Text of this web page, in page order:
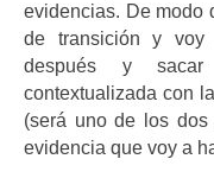
evidencias. De modo
de transición y
después y
contextualizada con
(será uno de los dos
evidencia que voy a